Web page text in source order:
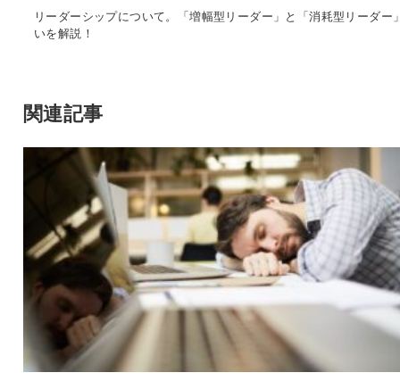
リーダーシップについて。「増幅型リーダー」と「消耗型リーダー
いを解説！
関連記事